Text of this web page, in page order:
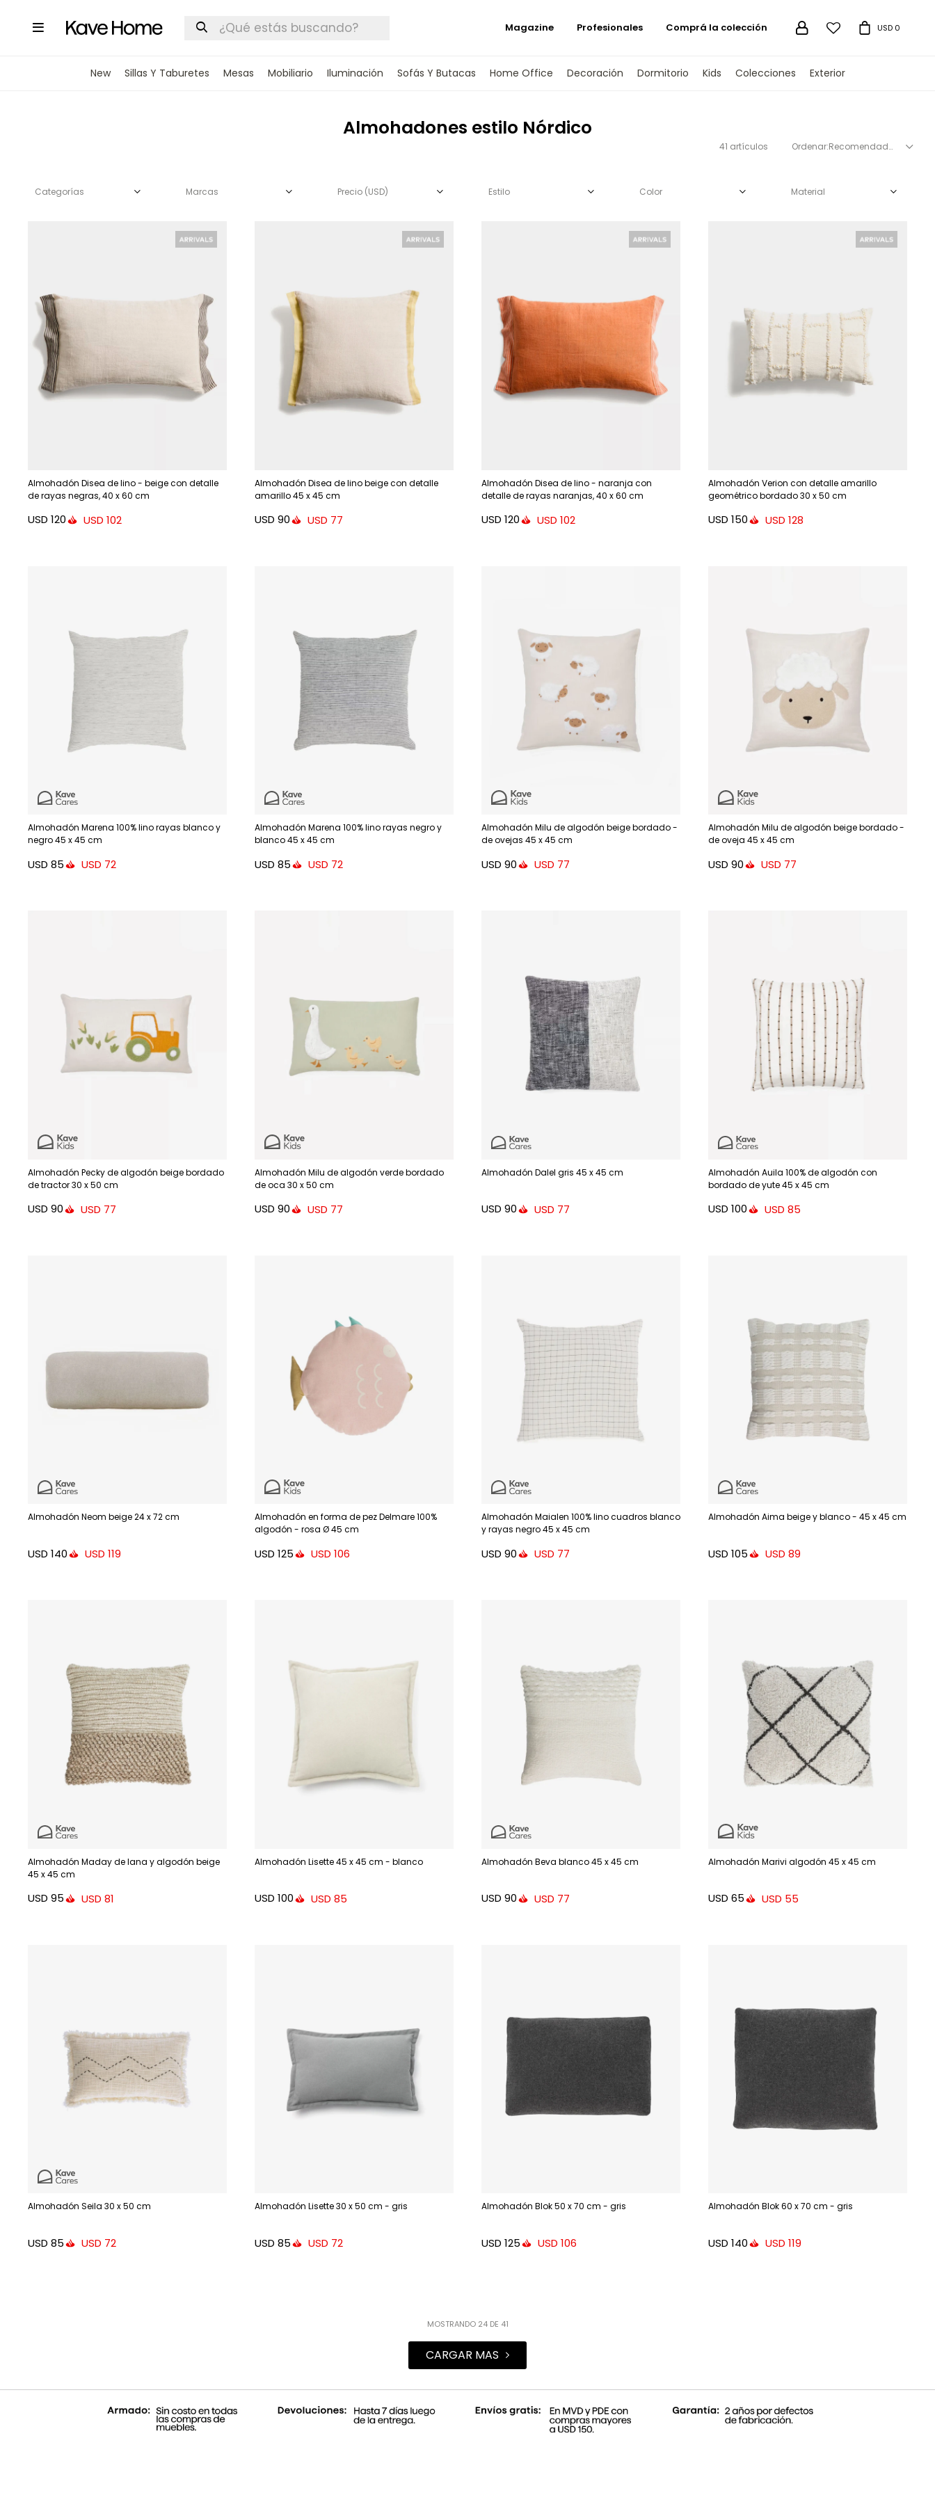

New Sillas Y Taburetes Mesas Mobiliario Iluminación Sofás Y Butacas Home Office Decoración Dormitorio Kids Colecciones Exterior
 USD 0
Magazine Profesionales Comprá la colección
Almohadones estilo Nórdico
41 artículos Recomendados
Almohadón Disea de lino - beige con detalle
de rayas negras, 40 x 60 cm
USD 120 USD 102
Almohadón Disea de lino beige con detalle
amarillo 45 x 45 cm
USD 90 USD 77
Almohadón Disea de lino - naranja con
detalle de rayas naranjas, 40 x 60 cm
USD 120 USD 102
Almohadón Verion con detalle amarillo
geométrico bordado 30 x 50 cm
USD 150 USD 128
Almohadón Marena 100% lino rayas blanco y
negro 45 x 45 cm
USD 85 USD 72
Almohadón Marena 100% lino rayas negro y
blanco 45 x 45 cm
USD 85 USD 72
Almohadón Milu de algodón beige bordado -
de ovejas 45 x 45 cm
USD 90 USD 77
Almohadón Milu de algodón beige bordado -
de oveja 45 x 45 cm
USD 90 USD 77
Almohadón Pecky de algodón beige bordado
de tractor 30 x 50 cm
USD 90 USD 77
Almohadón Milu de algodón verde bordado
de oca 30 x 50 cm
USD 90 USD 77
Almohadón Dalel gris 45 x 45 cm
USD 90 USD 77
Almohadón Auila 100% de algodón con
bordado de yute 45 x 45 cm
USD 100 USD 85
Almohadón Neom beige 24 x 72 cm
USD 140 USD 119
Almohadón en forma de pez Delmare 100%
algodón - rosa Ø 45 cm
USD 125 USD 106
Almohadón Maialen 100% lino cuadros blanco
y rayas negro 45 x 45 cm
USD 90 USD 77
Almohadón Aima beige y blanco - 45 x 45 cm
USD 105 USD 89
Almohadón Maday de lana y algodón beige
45 x 45 cm
USD 95 USD 81
Almohadón Lisette 45 x 45 cm - blanco
USD 100 USD 85
Almohadón Beva blanco 45 x 45 cm
USD 90 USD 77
Almohadón Marivi algodón 45 x 45 cm
USD 65 USD 55
Almohadón Seila 30 x 50 cm
USD 85 USD 72
Almohadón Lisette 30 x 50 cm - gris
USD 85 USD 72
Almohadón Blok 50 x 70 cm - gris
USD 125 USD 106
Almohadón Blok 60 x 70 cm - gris
USD 140 USD 119
MOSTRANDO 24DE 41
Categorías Marcas Precio (USD) Estilo Color Material